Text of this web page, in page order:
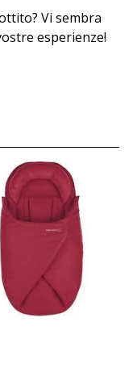
Vi sembra
esperienze!